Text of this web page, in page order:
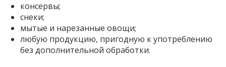
консервы;
снеки;
мытые и нарезанные овощи;
любую продукцию, пригодную к употреблению
без дополнительной обработки.